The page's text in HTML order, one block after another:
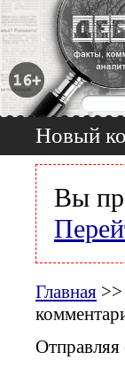
Новый
Вы
Главная >>